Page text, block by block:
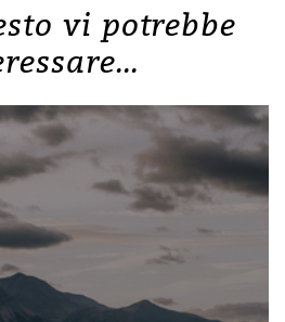
vi potrebbe